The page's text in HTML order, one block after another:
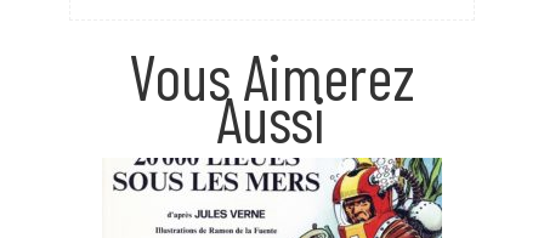
Vous Aimerez
Aussi